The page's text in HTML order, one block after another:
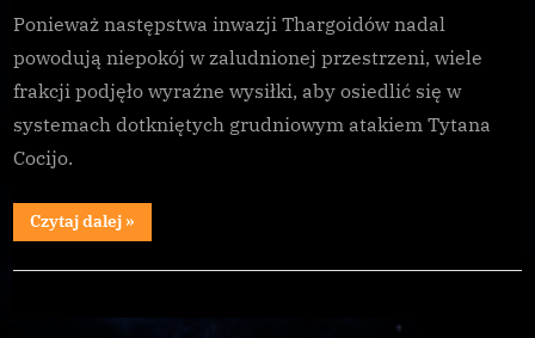
Ponieważ następstwa inwazji Thargoidów nadal
powodują niepokój w zaludnionej przestrzeni, wiele
frakcji podjęło wyraźne wysiłki, aby osiedlić się w
systemach dotkniętych grudniowym atakiem Tytana
Cocijo.
Czytaj dalej“Imperium
oskarżone
przejmowanie
sercu
»